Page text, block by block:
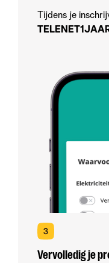
Tijdens je
Vervolledig je